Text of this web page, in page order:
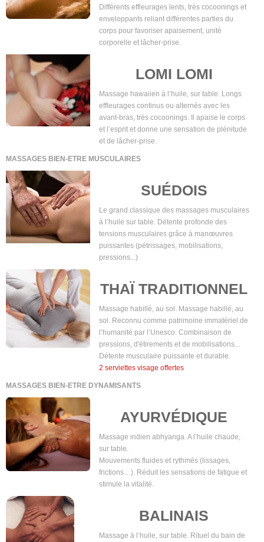
Différents effleurages lents, très cocoonings et
enveloppants reliant différentes parties du
corps pour favoriser apaisement, unité
corporelle et lâcher-prise.
LOMI LOMI
Massage hawaiien à l’huile, sur table. Longs
effleurages continus ou alternés avec les
avant-bras, très cocoonings. Il apaise le corps
et l’esprit et donne une sensation de plénitude
et de lâcher-prise.
MASSAGES BIEN-ETRE MUSCULAIRES
SUÉDOIS
Le grand classique des massages musculaires
à l’huile sur table. Détente profonde des
tensions musculaires grâce à manœuvres
puissantes (pétrissages, mobilisations,
pressions...)
THAÏ TRADITIONNEL
Massage habillé, au sol. Massage habillé, au
sol. Reconnu comme patrimoine immatériel de
l’humanité par l’Unesco. Combinaison de
pressions, d'étirements et de mobilisations...
Détente musculaire puissante et durable.
2 serviettes visage offertes
MASSAGES BIEN-ETRE DYNAMISANTS
AYURVÉDIQUE
Massage indien abhyanga. A l’huile chaude,
sur table.
Mouvements fluides et rythmés (lissages,
frictions…). Réduit les sensations de fatigue et
stimule la vitalité.
BALINAIS
Massage à l’huile, sur table. Rituel du bain de